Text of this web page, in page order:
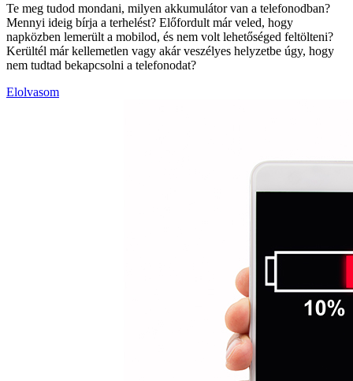
Te meg tudod mondani, milyen akkumulátor van a telefonodban?
Mennyi ideig bírja a terhelést? Előfordult már veled, hogy
napközben lemerült a mobilod, és nem volt lehetőséged feltölteni?
Kerültél már kellemetlen vagy akár veszélyes helyzetbe úgy, hogy
nem tudtad bekapcsolni a telefonodat?
Elolvasom